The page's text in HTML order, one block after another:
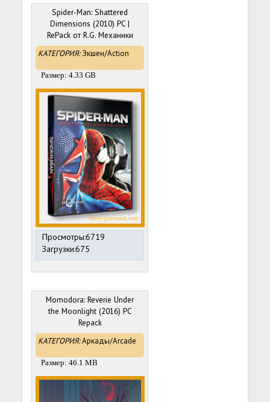
Spider-Man: Shattered
Dimensions (2010) PC |
RePack от R.G. Механики
КАТЕГОРИЯ:Экшен/Action
Размер: 4.33 GB
Просмотры:6719
Загрузки:675
Momodora: Reverie Under
the Moonlight (2016) PC
Repack
КАТЕГОРИЯ:Аркады/Arcade
Размер: 46.1 MB